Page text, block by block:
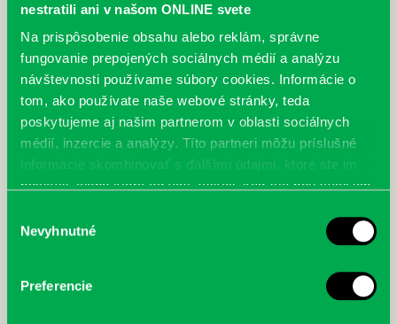
nestratili ani v našom ONLINE svete
Na prispôsobenie obsahu alebo reklám, správne
fungovanie prepojených sociálnych médií a analýzu
návštevnosti používame súbory cookies. Informácie o
tom, ako používate naše webové stránky, teda
poskytujeme aj našim partnerom v oblasti sociálnych
médií, inzercie a analýzy. Títo partneri môžu príslušné
informácie skombinovať s ďalšími údajmi, ktoré ste im
poskytli, alebo ktoré od vás získali, keď ste používali ich
súhlasu
Nevyhnutné
Preferencie
Rooney, Anne: Príbeh chémie :
od periodickej tabuľky prvkov až
po nanotechnológie
Čepčeková, Lenka: Dráma nie je
súťaž